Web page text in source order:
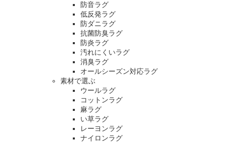
防音ラグ
低反発ラグ
防ダニラグ
抗菌防臭ラグ
防炎ラグ
汚れにくいラグ
消臭ラグ
オールシーズン対応ラグ
素材で選ぶ
ウールラグ
コットンラグ
麻ラグ
い草ラグ
レーヨンラグ
ナイロンラグ